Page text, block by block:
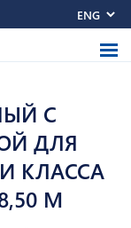
С
ДЛЯ
КЛАССА
М